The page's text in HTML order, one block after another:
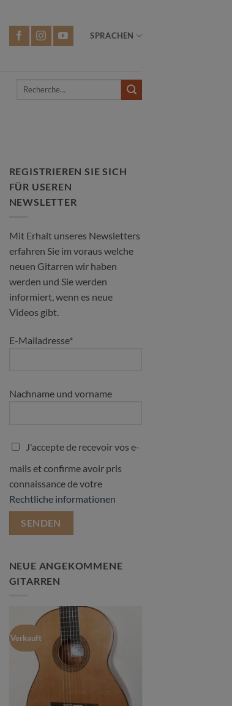
SPRACHEN
Recherche
REGISTRIEREN SIE SICH
FÜR USEREN
NEWSLETTER
Mit Erhalt unseres Newsletters
erfahren Sie im voraus welche
neuen Gitarren wir haben
werden und Sie werden
informiert, wenn es neue
Videos gibt.
E-Mailadresse*
Nachname und vorname
J'accepte de recevoir vos e-
mails et confirme avoir pris
connaissance de votre
Rechtliche informationen
NEUE ANGEKOMMENE
GITARREN
Verkauft